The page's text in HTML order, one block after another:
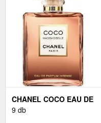
CHANEL COCO EAU DE
PARFUM NŐKNEK 100 ML
9 db